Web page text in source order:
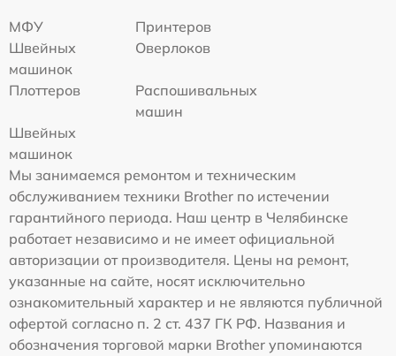
МФУ
Принтеров
Швейных
машинок
Оверлоков
Плоттеров
Распошивальных
машин
Швейных
машинок
Мы занимаемся ремонтом и техническим
обслуживанием техники Brother по истечении
гарантийного периода. Наш центр в Челябинске
работает независимо и не имеет официальной
авторизации от производителя. Цены на ремонт,
указанные на сайте, носят исключительно
ознакомительный характер и не являются публичной
офертой согласно п. 2 ст. 437 ГК РФ. Названия и
обозначения торговой марки Brother упоминаются